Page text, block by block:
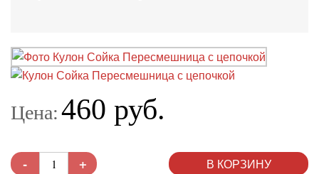
Цена:460 руб.
- + В КОРЗИНУ